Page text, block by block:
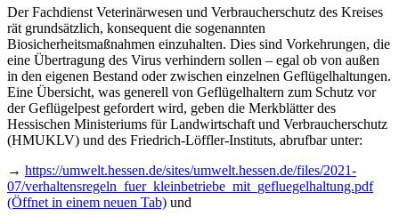
Der Fachdienst Veterinärwesen und Verbraucherschutz des Kreises
rät grundsätzlich, konsequent die sogenannten
Biosicherheitsmaßnahmen einzuhalten. Dies sind Vorkehrungen, die
eine Übertragung des Virus verhindern sollen – egal ob von außen
in den eigenen Bestand oder zwischen einzelnen Geflügelhaltungen.
Eine Übersicht, was generell von Geflügelhaltern zum Schutz vor
der Geflügelpest gefordert wird, geben die Merkblätter des
Hessischen Ministeriums für Landwirtschaft und Verbraucherschutz
(HMUKLV) und des Friedrich-Löffler-Instituts, abrufbar unter:
→ https://umwelt.hessen.de/sites/umwelt.hessen.de/files/2021-
07/verhaltensregeln_fuer_kleinbetriebe_mit_gefluegelhaltung.pdf
(Öffnet in einem neuen Tab) und